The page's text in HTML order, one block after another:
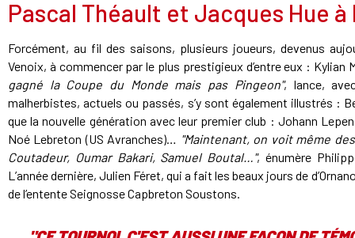
Pascal Théault et Jacques Hue
Forcément, au fil des saisons, plusieurs joueurs, devenus
Venoix, à commencer par le plus prestigieux d’entre eux : Kylian
gagné la Coupe du Monde mais pas Pingeon", lance,
malherbistes, actuels ou passés, s’y sont également illustrés :
que la nouvelle génération avec leur premier club : Johann
Noé Lebreton (US Avranches)… "Maintenant, on voit même
Coutadeur, Oumar Bakari, Samuel Boutal…", énumère
L’année dernière, Julien Féret, qui a fait les beaux jours de
de l’entente Seignosse Capbreton Soustons.